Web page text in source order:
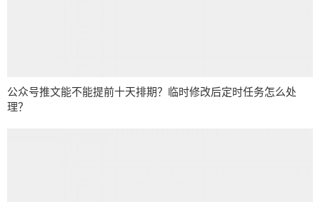
公众号推文能不能提前十天排期？临时修改后定时任务怎么处
理？